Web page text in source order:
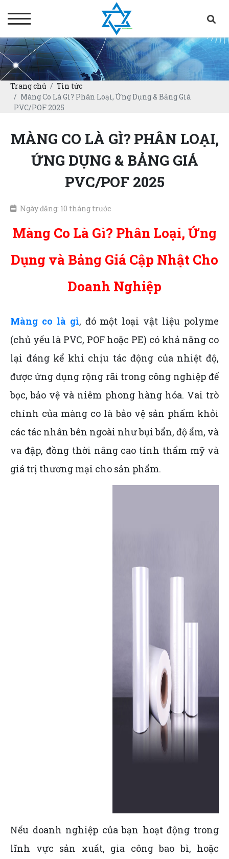
Trang chủ
Tin tức
Màng Co Là Gì? Phân Loại, Ứng Dụng & Bảng Giá
PVC/POF 2025
MÀNG CO LÀ GÌ? PHÂN LOẠI,
ỨNG DỤNG & BẢNG GIÁ
PVC/POF 2025
Ngày đăng: 10 tháng trước
Màng Co Là Gì? Phân Loại, Ứng
Dụng và Bảng Giá Cập Nhật Cho
Doanh Nghiệp
Màng co là gì, đó một loại vật liệu polyme
(chủ yếu là PVC, POF hoặc PE) có khả năng co
lại đáng kể khi chịu tác động của nhiệt độ,
được ứng dụng rộng rãi trong công nghiệp để
bọc, bảo vệ và niêm phong hàng hóa. Vai trò
chính của màng co là bảo vệ sản phẩm khỏi
các tác nhân bên ngoài như bụi bẩn, độ ẩm, và
va đập, đồng thời nâng cao tính thẩm mỹ và
giá trị thương mại cho sản phẩm.
Nếu doanh nghiệp của bạn hoạt động trong
lĩnh vực sản xuất, gia công bao bì, hoặc